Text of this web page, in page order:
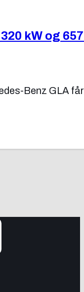
kW og
Benz GLA får